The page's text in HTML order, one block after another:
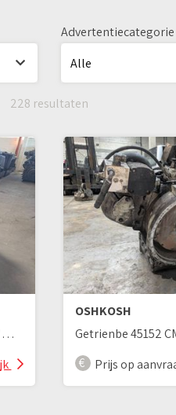
Advertentiecategorie
228 resultaten
D2676LF51 / D 2676 LF 51 LKW Motor
OSHKOSH
Prijs op